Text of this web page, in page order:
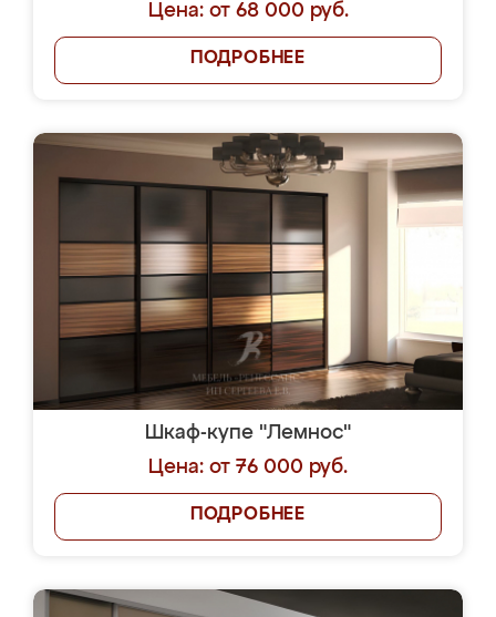
Цена: от 68 000 руб.
ПОДРОБНЕЕ
Шкаф-купе "Лемнос"
Цена: от 76 000 руб.
ПОДРОБНЕЕ